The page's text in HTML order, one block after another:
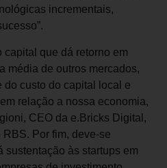
incrementais,
capital que dá retorno em
média de outros mercados,
do custo do capital local e
relação a nossa economia,
CEO da e.Bricks Digital,
Por fim, deve-se
sustentação às startups em